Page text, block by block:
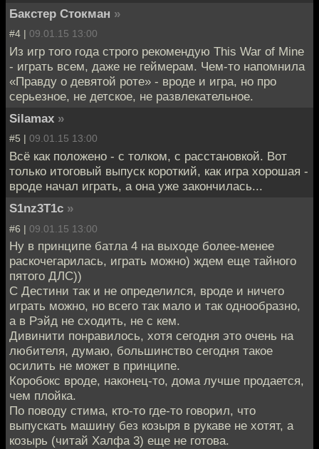
Бакстер Стокман »
#4 | 09.01.15 13:00
Из игр того года строго рекомендую This War of Mine
- играть всем, даже не геймерам. Чем-то напомнила
«Правду о девятой роте» - вроде и игра, но про
серьезное, не детское, не развлекательное.
Silamax »
#5 | 09.01.15 13:00
Всё как положено - с толком, с расстановкой. Вот
только итоговый выпуск короткий, как игра хорошая -
вроде начал играть, а она уже закончилась...
S1nz3T1c »
#6 | 09.01.15 13:00
Ну в принципе батла 4 на выходе более-менее
раскочегарилась, играть можно) ждем еще тайного
пятого ДЛС))
С Дестини так и не определился, вроде и ничего
играть можно, но всего так мало и так однообразно,
а в Рэйд не сходить, не с кем.
Дивинити понравилось, хотя сегодня это очень на
любителя, думаю, большинство сегодня такое
осилить не может в принципе.
Коробокс вроде, наконец-то, дома лучше продается,
чем плойка.
По поводу стима, кто-то где-то говорил, что
выпускать машину без козыря в рукаве не хотят, а
козырь (читай Халфа 3) еще не готова.